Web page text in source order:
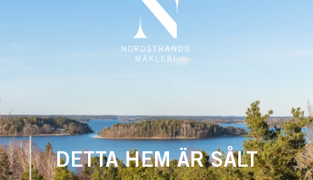
DETTA HEM ÄR SÅLT